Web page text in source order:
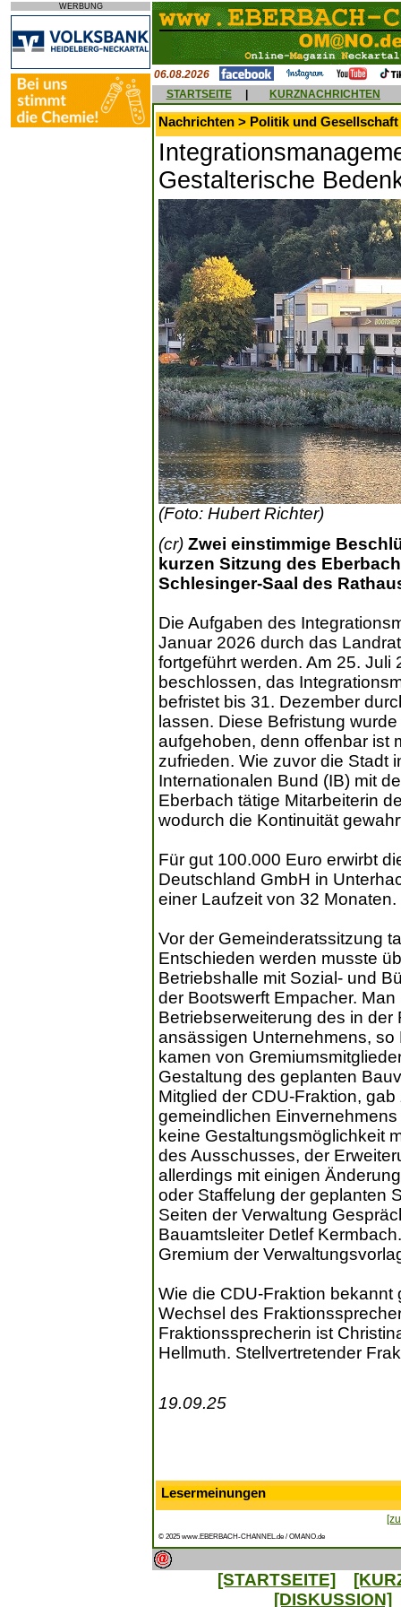
WERBUNG
06.08.2026
STARTSEITE
KURZNACHRICHTEN
Nachrichten > Politik und Gesellschaft
Gestalterische
(Foto: Hubert Richter)
(cr) Zwei einstimmige
kurzen Sitzung des
Schlesinger-Saal des
Die Aufgaben des
Januar 2026 durch das
fortgeführt werden. Am 25. Juli
beschlossen, das
befristet bis 31. Dezember
lassen. Diese Befristung
aufgehoben, denn offenbar ist
zufrieden. Wie zuvor die Stadt
Internationalen Bund (IB) mit
Eberbach tätige Mitarbeiterin
wodurch die Kontinuität
Für gut 100.000 Euro erwirbt
Deutschland GmbH in
einer Laufzeit von 32 Monaten.
Vor der Gemeinderatssitzung
Entschieden werden musste
Betriebshalle mit Sozial- und
der Bootswerft Empacher.
Betriebserweiterung des in
ansässigen Unternehmens, so
kamen von
Gestaltung des geplanten
Mitglied der CDU-Fraktion,
gemeindlichen
keine Gestaltungsmöglichkeit
des Ausschusses, der
allerdings mit einigen
oder Staffelung der geplanten
Seiten der Verwaltung
Bauamtsleiter Detlef
Gremium der
Wie die CDU-Fraktion
Wechsel des
Fraktionssprecherin ist
Hellmuth. Stellvertretender
19.09.25
Lesermeinungen
© 2025 www.EBERBACH-CHANNEL.de / OMANO.de
[STARTSEITE]
[DISKUSSION]